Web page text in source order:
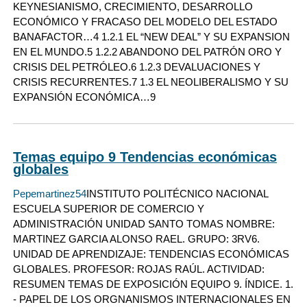
KEYNESIANISMO, CRECIMIENTO, DESARROLLO
ECONÓMICO Y FRACASO DEL MODELO DEL ESTADO
BANAFACTOR…4 1.2.1 EL “NEW DEAL” Y SU EXPANSION
EN EL MUNDO.5 1.2.2 ABANDONO DEL PATRÓN ORO Y
CRISIS DEL PETRÓLEO.6 1.2.3 DEVALUACIONES Y
CRISIS RECURRENTES.7 1.3 EL NEOLIBERALISMO Y SU
EXPANSIÓN ECONÓMICA…9
Temas equipo 9 Tendencias económicas
globales
Pepemartinez54INSTITUTO POLITÉCNICO NACIONAL
ESCUELA SUPERIOR DE COMERCIO Y
ADMINISTRACIÓN UNIDAD SANTO TOMAS NOMBRE:
MARTINEZ GARCIA ALONSO RAEL. GRUPO: 3RV6.
UNIDAD DE APRENDIZAJE: TENDENCIAS ECONÓMICAS
GLOBALES. PROFESOR: ROJAS RAÚL. ACTIVIDAD:
RESUMEN TEMAS DE EXPOSICIÓN EQUIPO 9. ÍNDICE. 1.
- PAPEL DE LOS ORGNANISMOS INTERNACIONALES EN